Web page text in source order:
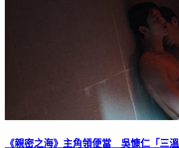
《親密之海》主角領便當 吳慷仁「三